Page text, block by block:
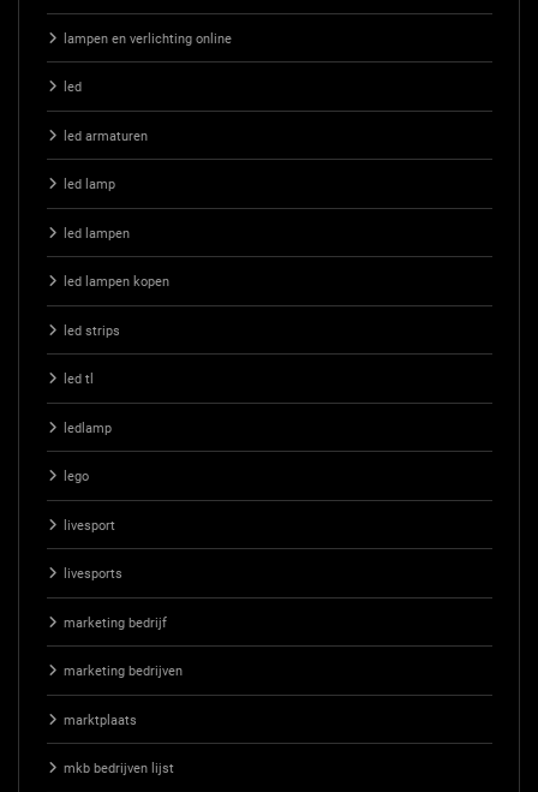
lampen en verlichting online
led
led armaturen
led lamp
led lampen
led lampen kopen
led strips
led tl
ledlamp
lego
livesport
livesports
marketing bedrijf
marketing bedrijven
marktplaats
mkb bedrijven lijst